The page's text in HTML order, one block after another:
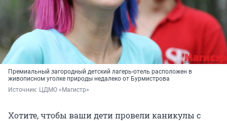
Премиальный загородный детский лагерь-отель расположен в
живописном уголке природы недалеко от Бурмистрова
Источник: ЦДМО «Магистр»
Хотите, чтобы ваши дети провели каникулы с